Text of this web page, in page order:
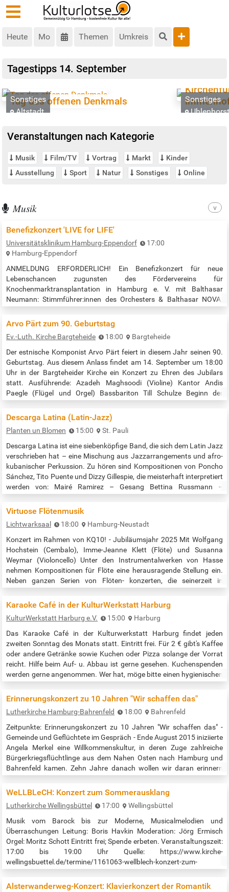
Heute Mo Themen Umkreis
Tagestipps 14. September
Tag des offenen Denkmals
Sonstiges
Altstadt
Sonstiges
Uhlenhorst
Veranstaltungen nach Kategorie
Musik Film/TV Vortrag Markt
Kinder
Ausstellung
Sport Natur Sonstiges Online
Musik
Benefizkonzert 'LIVE for LIFE'
Universitätsklinikum Hamburg-Eppendorf
17:00
Hamburg-Eppendorf
ANMELDUNG ERFORDERLICH! Ein Benefizkonzert für neue
Lebenschancen zugunsten des Fördervereins für
Knochenmarktransplantation in Hamburg e. V. mit Balthasar
Neumann: Stimmführer:innen des Orchesters & Balthasar NOVA.
Kammermusik der Klassik von George Onslow, Joseph Haydn, u. a.
sowie Felix Mendelssohn: Streichersinfonie Nr. 1 Der Eintritt zum
Konzert ist frei. Statt eines Eintrittsgeldes freuen…
Arvo Pärt zum 90. Geburtstag
Ev.-Luth. Kirche Bargteheide 18:00
Bargteheide
Der estnische Komponist Arvo Pärt feiert in diesem Jahr seinen 90.
Geburtstag. Aus diesem Anlass findet am 14. September um 18:00
Uhr in der Bargteheider Kirche ein Konzert zu Ehren des Jubilars
statt. Ausführende: Azadeh Maghsoodi (Violine) Kantor Andis
Paegle (Flügel und Orgel) Bassbariton Till Schulze Beginn der
hamburg.de/veranstaltungen/veranstaltung/1441174-arvo-paert-
zum-90-geburtstag
Descarga Latina (Latin-Jazz)
Planten un Blomen 15:00
St. Pauli
Descarga Latina ist eine siebenköpfige Band, die sich dem Latin Jazz
verschrieben hat – eine Mischung aus Jazzarrangements und afro-
kubanischer Perkussion. Zu hören sind Kompositionen von Poncho
Sánchez, Tito Puente und Dizzy Gillespie, die meisterhaft interpretiert
werden von: Mairé Ramirez – Gesang Bettina Russmann –
Posaune Dietrich Husemann – Piano Alfredo Silva Bass Maurizio
Virtuose Flötenmusik
Lichtwarksaal 18:00
Hamburg-Neustadt
Konzert im Rahmen von KQ10! - Jubiläumsjahr 2025 Mit Wolfgang
Hochstein (Cembalo), Imme-Jeanne Klett (Flöte) und Susanna
Weymar (Violoncello) Unter den Instrumentalwerken von Hasse
nehmen Kompositionen für Flöte eine herausragende Stellung ein.
Neben ganzen Serien von Flöten- konzerten, die seinerzeit in
Ausgaben mit Solosonaten für dieses Instrument. Imme-Jeanne
Karaoke Café in der KulturWerkstatt Harburg
KulturWerkstatt Harburg e.V. 15:00
Harburg
Das Karaoke Café in der Kulturwerkstatt Harburg findet jeden
zweiten Sonntag des Monats statt. Eintritt frei. Für 2 € gibt's Kaffee
oder andere Getränke sowie Kuchen oder Pizza solange der Vorrat
reicht. Hilfe beim Auf- u. Abbau ist gerne gesehen. Kuchenspenden
werden gerne angenommen. Wer hat, möge bitte einen hygienischen
Aber auch YouTube oder private Playbacks, vorzugsweise aus der…
Erinnerungskonzert zu 10 Jahren "Wir schaffen das"
Lutherkirche Hamburg-Bahrenfeld 18:00
Bahrenfeld
Zeitpunkte: Erinnerungskonzert zu 10 Jahren "Wir schaffen das" -
Gemeinde und Geflüchtete im Gespräch - Ende August 2015 iniziierte
Angela Merkel eine Willkommenskultur, in deren Zuge zahlreiche
Bürgerkriegsflüchtlinge aus dem Nahen Osten nach Hamburg und
Bahrenfeld kamen. Zehn Jahre danach wollen wir daran erinnern
Gesellschaft angekommen? Damalige Akteure der Flüchtlingshilfe,
WeLLBLeCH: Konzert zum Sommerausklang
Lutherkirche Wellingsbüttel 17:00
Wellingsbüttel
Musik vom Barock bis zur Moderne, Musicalmelodien und
Überraschungen Leitung: Boris Havkin Moderation: Jörg Ermisch
Orgel: Moritz Schott Eintritt frei; Spende erbeten. Veranstaltungszeit:
17:00 bis 19:00 Uhr Quelle: https://www.kirche-
wellingsbuettel.de/termine/1161063-wellblech-konzert-zum-
Alsterwanderweg-Konzert: Klavierkonzert der Romantik